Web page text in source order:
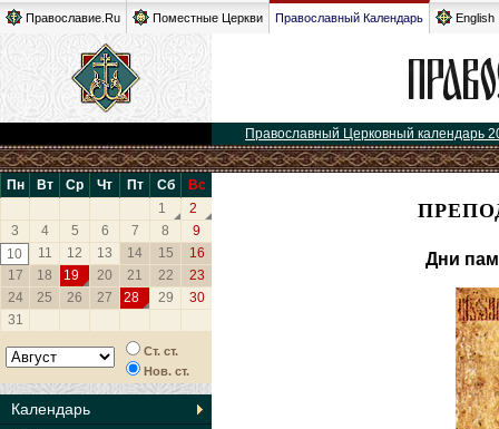
Православие.Ru Поместные Церкви Православный Календарь English
Православный Церковный календарь
Пн Вт Ср Чт Пт Сб
Вс
1
2
3
4 5 6 7 8
9
10
11 12 13 14 15
16
17
18 19 20 21 22
23
24
25 26 27 28 29
30
31
Ст. ст.
Нов. ст.
Календарь
Дни